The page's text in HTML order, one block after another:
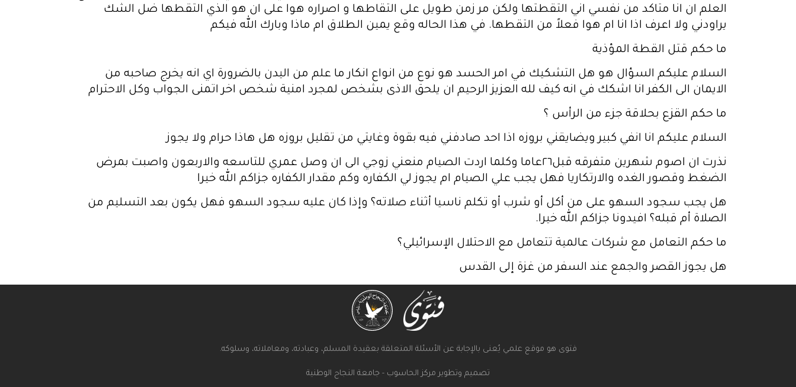
العلم ان انا متاكد من نفسي اني التقطتها ولكن مر زمن طويل على التقاطها و اصراره هوا على ان هو الذي التقطها ضل الشك
يراودني ولا اعرف اذا انا ام هوا فعلاً من التقطها. في هذا الحاله وقع يمين الطلاق ام ماذا وبارك الله فيكم
ما حكم قتل القطة المؤذية
السلام عليكم السؤال هو هل التشكيك في امر الحسد هو نوع من انواع انكار ما علم من اليدن بالضرورة اي انه يخرج صاحبه من
الايمان الى الكفر انا اشكك في انه كيف لله العزيز الرحيم ان يلحق الاذى بشخص لمجرد امنية شخص اخر اتمنى الجواب وكل الاحترام
ما حكم القزع بحلاقة جزء من الرأس ؟
السلام عليكم انا انفي كبير ويضايقني بروزه اذا احد صادفني فيه بقوة وغايتي من تقليل بروزه هل هاذا حرام ولا يجوز
نذرت ان اصوم شهرين متفرقه قبل٢٦عاما وكلما اردت الصيام منعني زوجي الى ان وصل عمري للتاسعه والاربعون واصبت بمرض
الضغط وقصور الغده والارتكاريا فهل يجب علي الصيام ام يجوز لي الكفاره وكم مقدار الكفاره جزاكم الله خيرا
هل يجب سجود السهو على من أكل أو شرب أو تكلم ناسيا أثناء صلاته؟ وإذا كان عليه سجود السهو فهل يكون بعد التسليم من
الصلاة أم قبله؟ افيدونا جزاكم الله خيرا.
ما حكم التعامل مع شركات عالمية تتعامل مع الاحتلال الإسرائيلي؟
هل يجوز القصر والجمع عند السفر من غزة إلى القدس
فتوى هو موقع علمي يُعنى بالإجابة عن الأسئلة المتعلقة بعقيدة المسلم، وعبادته، ومعاملاته، وسلوكه.
تصميم وتطوير مركز الحاسوب - جامعة النجاح الوطنية